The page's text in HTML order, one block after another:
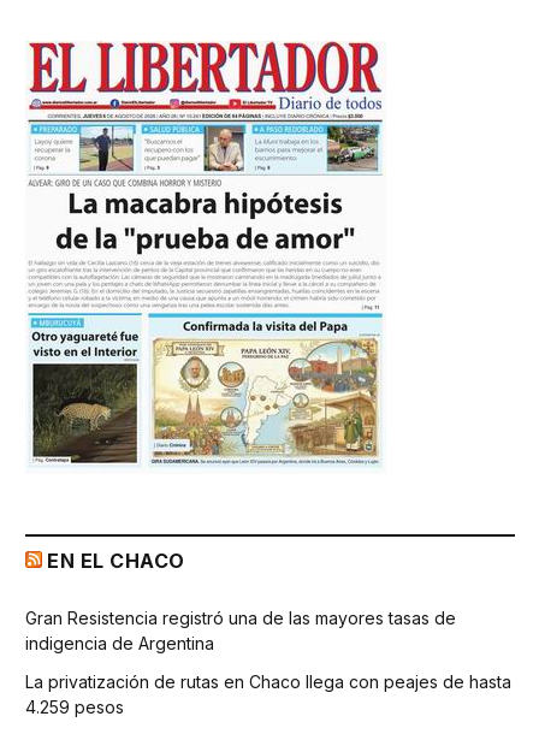
EN EL CHACO
Gran Resistencia registró una de las mayores tasas de
indigencia de Argentina
La privatización de rutas en Chaco llega con peajes de hasta
4.259 pesos